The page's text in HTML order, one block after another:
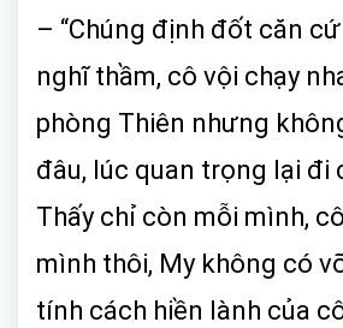
– “Chúng định đốt căn cứ
nghĩ thầm, cô vội chạy
phòng Thiên nhưng
đâu, lúc quan trọng lại đi
Thấy chỉ còn mỗi mình,
mình thôi, My không có
tính cách hiền lành của